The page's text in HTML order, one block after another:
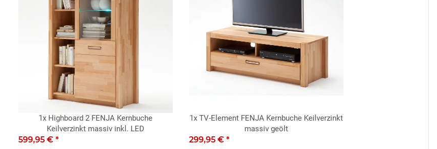
1x Highboard 2 FENJA Kernbuche
Keilverzinkt massiv inkl. LED
599,95 € *
1x TV-Element FENJA Kernbuche Keilverzinkt
massiv geölt
299,95 € *